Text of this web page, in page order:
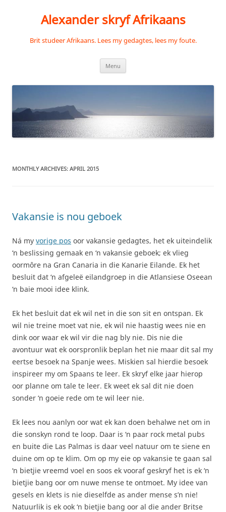
Alexander skryf Afrikaans
Brit studeer Afrikaans. Lees my gedagtes, lees my foute.
Menu
MONTHLY ARCHIVES: APRIL 2015
Vakansie is nou geboek
Ná my vorige pos oor vakansie gedagtes, het ek uiteindelik
‘n beslissing gemaak en ‘n vakansie geboek; ek vlieg
oormôre na Gran Canaria in die Kanarie Eilande. Ek het
besluit dat ‘n afgeleë eilandgroep in die Atlansiese Oseean
‘n baie mooi idee klink.
Ek het besluit dat ek wil net in die son sit en ontspan. Ek
wil nie treine moet vat nie, ek wil nie haastig wees nie en
dink oor waar ek wil vir die nag bly nie. Dis nie die
avontuur wat ek oorspronlik beplan het nie maar dit sal my
eertse besoek na Spanje wees. Miskien sal hierdie besoek
inspireer my om Spaans te leer. Ek skryf elke jaar hierop
oor planne om tale te leer. Ek weet ek sal dit nie doen
sonder ‘n goeie rede om te wil leer nie.
Ek lees nou aanlyn oor wat ek kan doen behalwe net om in
die sonskyn rond te loop. Daar is ‘n paar rock metal pubs
en buite die Las Palmas is daar veel natuur om te siene en
duine om op te klim. Om op my eie op vakansie te gaan sal
‘n bietjie vreemd voel en soos ek vooraf geskryf het is ek ‘n
bietjie bang oor om nuwe mense te ontmoet. My idee van
gesels en klets is nie dieselfde as ander mense s’n nie!
Natuurlik is ek ook ‘n bietjie bang oor al die ander Britse